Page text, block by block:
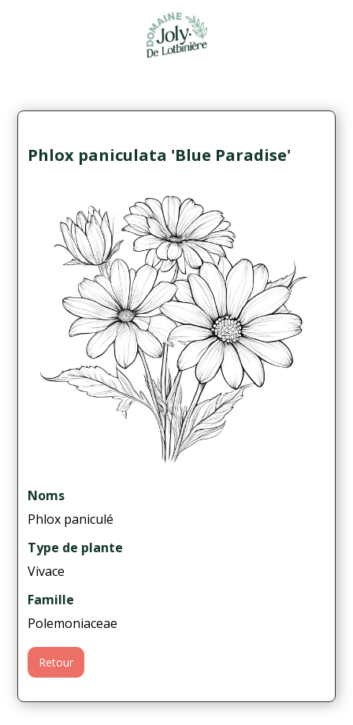
Phlox paniculata 'Blue Paradise'
Noms
Phlox paniculé
Type de plante
Vivace
Famille
Polemoniaceae
Retour